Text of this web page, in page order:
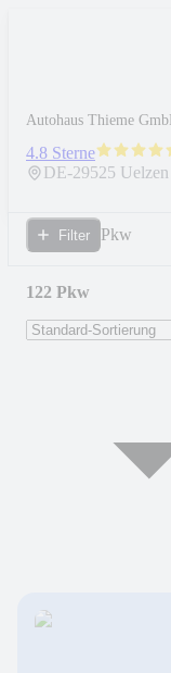
Autohaus Thieme
4.8 Sterne
DE-29525 Uelzen
Filter Pkw
122 Pkw